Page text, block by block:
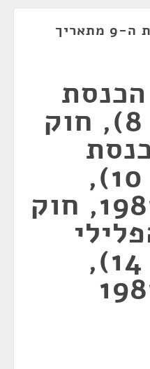
ישיבת ועדה של הכנסת ה-9 מתאריך
(תיקון מס' 8), חוק
(תיקון מס' 10),
התשמ"א-1981, חוק
(תיקון מס' 14),